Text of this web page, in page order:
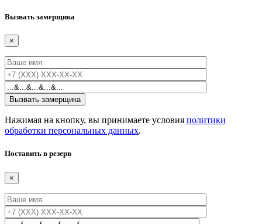
Вызвать замерщика
×
Нажимая на кнопку, вы принимаете условия политики
обработки персональных данных.
Поставить в резерв
×